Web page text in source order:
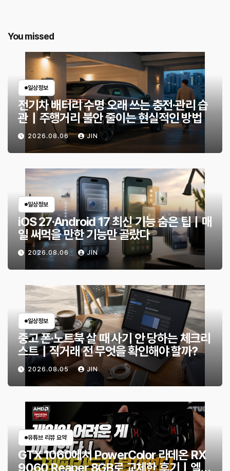
You missed
일상정보
전기차 배터리 수명 오래 쓰는 충전·관리 습
관｜주행거리 불안 줄이는 현실적인 방법
2026.08.06 JIN
일상정보
iOS 27·Android 17 최신 기능 숨은 팁｜매
일 써먹을 만한 기능만 골랐다
2026.08.06 JIN
일상정보
중고 폰·노트북 살 때 사기 안 당하는 체크리
스트｜직거래 전 무엇을 확인해야 할까?
2026.08.05 JIN
유튜브 리뷰 요약
GTX 1060에서 PowerColor 라데온 RX
9060 Reaper 8GB로 교체한 후기｜엘든